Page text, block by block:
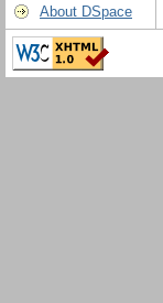
About DSpace